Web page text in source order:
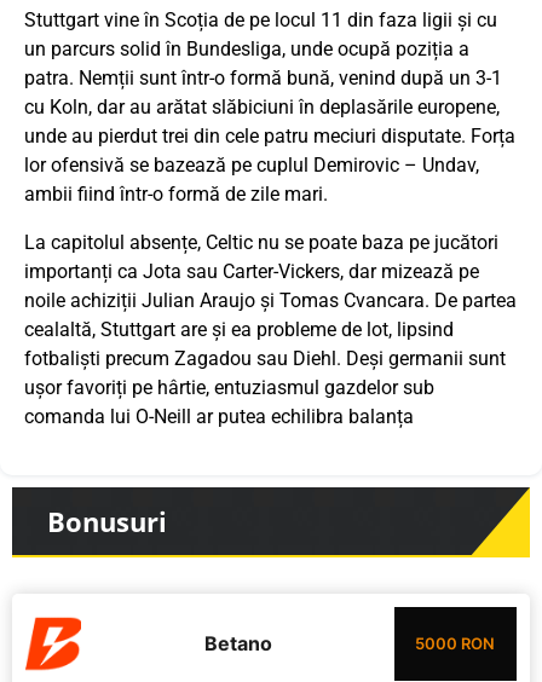
Stuttgart vine în Scoția de pe locul 11 din faza ligii și cu
un parcurs solid în Bundesliga, unde ocupă poziția a
patra. Nemții sunt într-o formă bună, venind după un 3-1
cu Koln, dar au arătat slăbiciuni în deplasările europene,
unde au pierdut trei din cele patru meciuri disputate. Forța
lor ofensivă se bazează pe cuplul Demirovic – Undav,
ambii fiind într-o formă de zile mari.
La capitolul absențe, Celtic nu se poate baza pe jucători
importanți ca Jota sau Carter-Vickers, dar mizează pe
noile achiziții Julian Araujo și Tomas Cvancara. De partea
cealaltă, Stuttgart are și ea probleme de lot, lipsind
fotbaliști precum Zagadou sau Diehl. Deși germanii sunt
ușor favoriți pe hârtie, entuziasmul gazdelor sub
comanda lui O-Neill ar putea echilibra balanța
Bonusuri
Betano 5000 RON